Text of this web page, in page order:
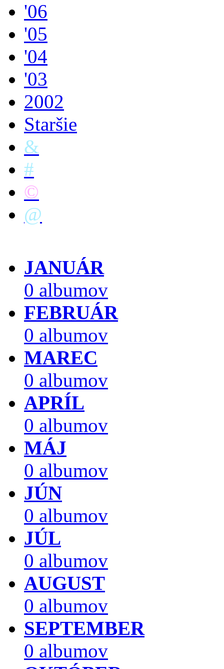
'06
'05
'04
'03
2002
Staršie
&
#
©
@
JANUÁR
0 albumov
FEBRUÁR
0 albumov
MAREC
0 albumov
APRÍL
0 albumov
MÁJ
0 albumov
JÚN
0 albumov
JÚL
0 albumov
AUGUST
0 albumov
SEPTEMBER
0 albumov